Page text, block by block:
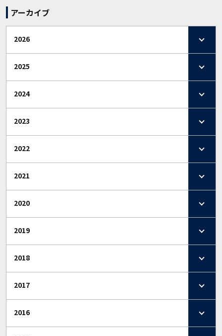
アーカイブ
2026
2025
2024
2023
2022
2021
2020
2019
2018
2017
2016